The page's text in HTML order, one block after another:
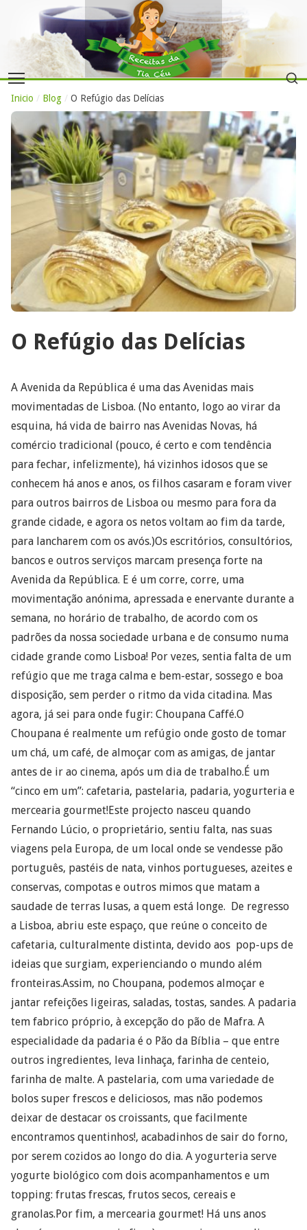
Inicio / Blog / O Refúgio das Delícias
O Refúgio das Delícias
A Avenida da República é uma das Avenidas mais
movimentadas de Lisboa. (No entanto, logo ao virar da
esquina, há vida de bairro nas Avenidas Novas, há
comércio tradicional (pouco, é certo e com tendência
para fechar, infelizmente), há vizinhos idosos que se
conhecem há anos e anos, os filhos casaram e foram viver
para outros bairros de Lisboa ou mesmo para fora da
grande cidade, e agora os netos voltam ao fim da tarde,
para lancharem com os avós.)Os escritórios, consultórios,
bancos e outros serviços marcam presença forte na
Avenida da República. E é um corre, corre, uma
movimentação anónima, apressada e enervante durante a
semana, no horário de trabalho, de acordo com os
padrões da nossa sociedade urbana e de consumo numa
cidade grande como Lisboa! Por vezes, sentia falta de um
refúgio que me traga calma e bem-estar, sossego e boa
disposição, sem perder o ritmo da vida citadina. Mas
agora, já sei para onde fugir: Choupana Caffé.O
Choupana é realmente um refúgio onde gosto de tomar
um chá, um café, de almoçar com as amigas, de jantar
antes de ir ao cinema, após um dia de trabalho.É um
“cinco em um”: cafetaria, pastelaria, padaria, yogurteria e
mercearia gourmet!Este projecto nasceu quando
Fernando Lúcio, o proprietário, sentiu falta, nas suas
viagens pela Europa, de um local onde se vendesse pão
português, pastéis de nata, vinhos portugueses, azeites e
conservas, compotas e outros mimos que matam a
saudade de terras lusas, a quem está longe. De regresso
a Lisboa, abriu este espaço, que reúne o conceito de
cafetaria, culturalmente distinta, devido aos pop-ups de
ideias que surgiam, experienciando o mundo além
fronteiras.Assim, no Choupana, podemos almoçar e
jantar refeições ligeiras, saladas, tostas, sandes. A padaria
tem fabrico próprio, à excepção do pão de Mafra. A
especialidade da padaria é o Pão da Bíblia – que entre
outros ingredientes, leva linhaça, farinha de centeio,
farinha de malte. A pastelaria, com uma variedade de
bolos super frescos e deliciosos, mas não podemos
deixar de destacar os croissants, que facilmente
encontramos quentinhos!, acabadinhos de sair do forno,
por serem cozidos ao longo do dia. A yogurteria serve
yogurte biológico com dois acompanhamentos e um
topping: frutas frescas, frutos secos, cereais e
granolas.Por fim, a mercearia gourmet! Há uns anos